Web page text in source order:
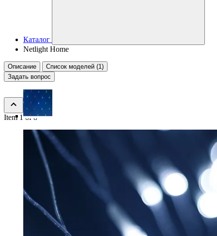
Каталог
Netlight Home
Описание
Список моделей (1)
Задать вопрос
Item 1 of 8